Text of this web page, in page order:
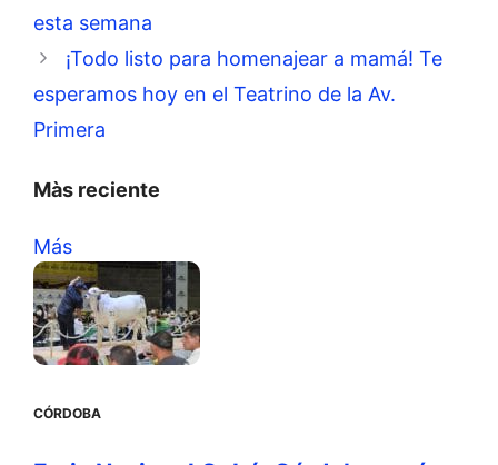
esta semana
¡Todo listo para homenajear a mamá! Te
esperamos hoy en el Teatrino de la Av.
Primera
Màs reciente
Más
CÓRDOBA